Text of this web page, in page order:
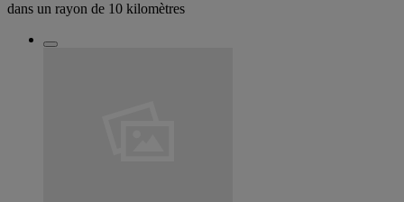
dans un rayon de 10 kilomètres